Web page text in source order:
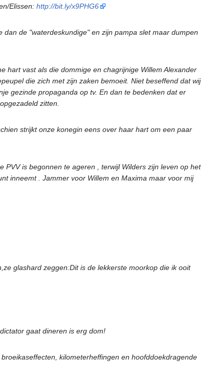
Elissen: http://bit.ly/x9PHG6
de "waterdeskundige" en zijn pampa slet maar dumpen
hart vast als die dommige en chagrijnige Willem Alexander
die zich met zijn zaken bemoeit. Niet beseffend dat wij
gezinde propaganda op tv. En dan te bedenken dat er
zitten.
strijkt onze konegin eens over haar hart om een paar
is begonnen te ageren , terwijl Wilders zijn leven op het
inneemt . Jammer voor Willem en Maxima maar voor mij
glashard zeggen:Dit is de lekkerste moorkop die ik ooit
gaat dineren is erg dom!
kilometerheffingen en hoofddoekdragende